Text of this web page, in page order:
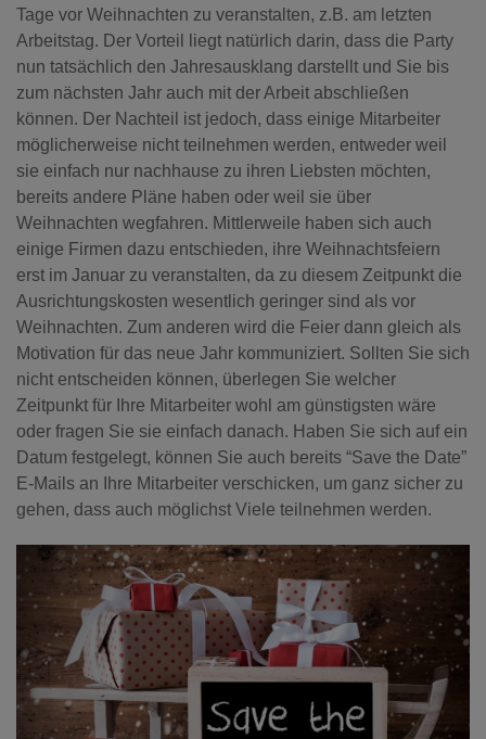
Tage vor Weihnachten zu veranstalten, z.B. am letzten
Arbeitstag. Der Vorteil liegt natürlich darin, dass die Party
nun tatsächlich den Jahresausklang darstellt und Sie bis
zum nächsten Jahr auch mit der Arbeit abschließen
können. Der Nachteil ist jedoch, dass einige Mitarbeiter
möglicherweise nicht teilnehmen werden, entweder weil
sie einfach nur nachhause zu ihren Liebsten möchten,
bereits andere Pläne haben oder weil sie über
Weihnachten wegfahren. Mittlerweile haben sich auch
einige Firmen dazu entschieden, ihre Weihnachtsfeiern
erst im Januar zu veranstalten, da zu diesem Zeitpunkt die
Ausrichtungskosten wesentlich geringer sind als vor
Weihnachten. Zum anderen wird die Feier dann gleich als
Motivation für das neue Jahr kommuniziert. Sollten Sie sich
nicht entscheiden können, überlegen Sie welcher
Zeitpunkt für Ihre Mitarbeiter wohl am günstigsten wäre
oder fragen Sie sie einfach danach. Haben Sie sich auf ein
Datum festgelegt, können Sie auch bereits “Save the Date”
E-Mails an Ihre Mitarbeiter verschicken, um ganz sicher zu
gehen, dass auch möglichst Viele teilnehmen werden.